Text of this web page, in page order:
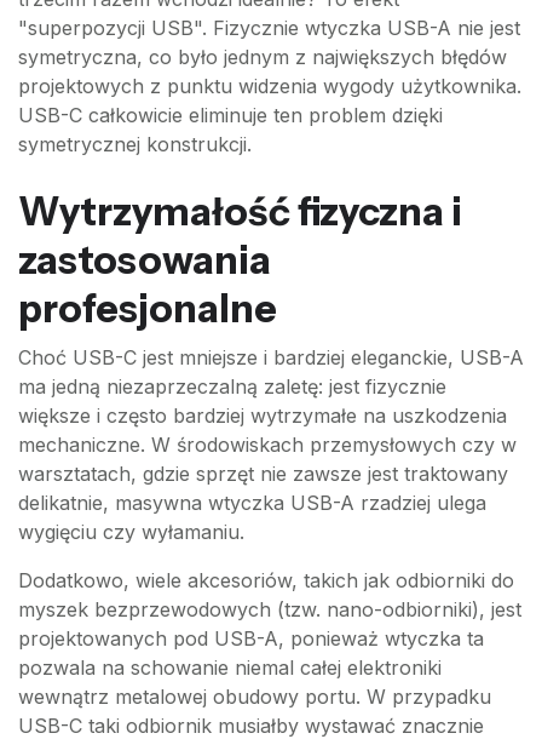
"superpozycji USB". Fizycznie wtyczka USB-A nie jest
symetryczna, co było jednym z największych błędów
projektowych z punktu widzenia wygody użytkownika.
USB-C całkowicie eliminuje ten problem dzięki
symetrycznej konstrukcji.
Wytrzymałość fizyczna i
zastosowania
profesjonalne
Choć USB-C jest mniejsze i bardziej eleganckie, USB-A
ma jedną niezaprzeczalną zaletę: jest fizycznie
większe i często bardziej wytrzymałe na uszkodzenia
mechaniczne. W środowiskach przemysłowych czy w
warsztatach, gdzie sprzęt nie zawsze jest traktowany
delikatnie, masywna wtyczka USB-A rzadziej ulega
wygięciu czy wyłamaniu.
Dodatkowo, wiele akcesoriów, takich jak odbiorniki do
myszek bezprzewodowych (tzw. nano-odbiorniki), jest
projektowanych pod USB-A, ponieważ wtyczka ta
pozwala na schowanie niemal całej elektroniki
wewnątrz metalowej obudowy portu. W przypadku
USB-C taki odbiornik musiałby wystawać znacznie